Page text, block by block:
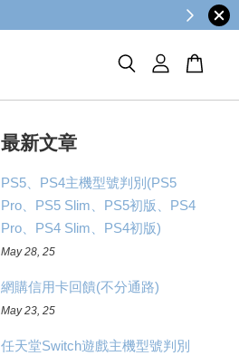
最新文章
PS5、PS4主機型號判別(PS5
Pro、PS5 Slim、PS5初版、PS4
Pro、PS4 Slim、PS4初版)
May 28, 25
網購信用卡回饋(不分通路)
May 23, 25
任天堂Switch遊戲主機型號判別